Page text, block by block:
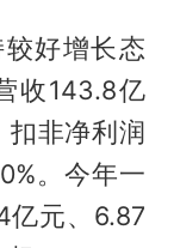
好增长态
收143.8亿
扣非净利润
。今年一
亿元、6.87